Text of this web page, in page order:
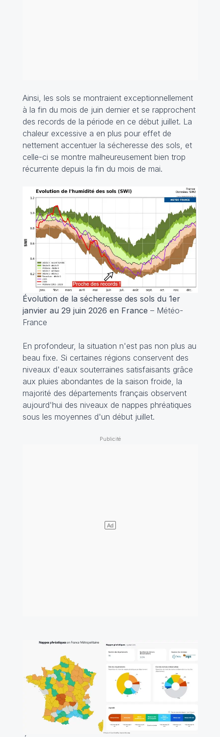
Ainsi, les sols se montraient exceptionnellement
à la fin du mois de juin dernier et se rapprochent
des records de la période en ce début juillet. La
chaleur excessive a en plus pour effet de
nettement accentuer la sécheresse des sols, et
celle-ci se montre malheureusement bien trop
récurrente depuis la fin du mois de mai.
Évolution de la sécheresse des sols du 1er
janvier au 29 juin 2026 en France – Météo-
France
En profondeur, la situation n'est pas non plus au
beau fixe. Si certaines régions conservent des
niveaux d'eaux souterraines satisfaisants grâce
aux pluies abondantes de la saison froide, la
majorité des départements français observent
aujourd'hui des niveaux de nappes phréatiques
sous les moyennes d'un début juillet.